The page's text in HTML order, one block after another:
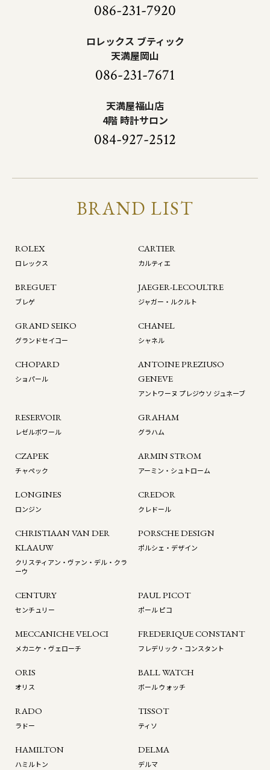
086-231-7920
ロレックス ブティック
天満屋岡山
086-231-7671
天満屋福山店
4階 時計サロン
084-927-2512
BRAND LIST
ROLEX
ロレックス
CARTIER
カルティエ
BREGUET
ブレゲ
JAEGER-LECOULTRE
ジャガー・ルクルト
GRAND SEIKO
グランドセイコー
CHANEL
シャネル
CHOPARD
ショパール
ANTOINE PREZIUSO
GENEVE
アントワーヌ プレジウソ ジュネーブ
RESERVOIR
レゼルボワール
GRAHAM
グラハム
CZAPEK
チャペック
ARMIN STROM
アーミン・シュトローム
LONGINES
ロンジン
CREDOR
クレドール
CHRISTIAAN VAN DER
KLAAUW
クリスティアン・ヴァン・デル・クラ
ーウ
PORSCHE DESIGN
ポルシェ・デザイン
CENTURY
センチュリー
PAUL PICOT
ポール ピコ
MECCANICHE VELOCI
メカニケ・ヴェローチ
FREDERIQUE CONSTANT
フレデリック・コンスタント
ORIS
オリス
BALL WATCH
ボール ウォッチ
RADO
ラドー
TISSOT
ティソ
HAMILTON
ハミルトン
DELMA
デルマ